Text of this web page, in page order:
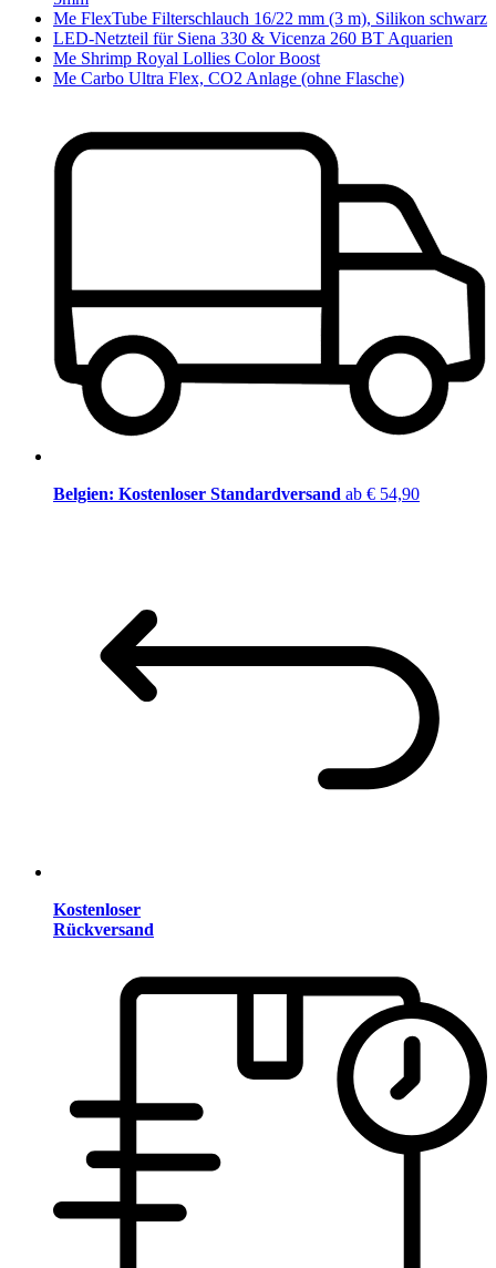
Me FlexTube Filterschlauch 16/22 mm (3 m), Silikon schwarz
LED-Netzteil für Siena 330 & Vicenza 260 BT Aquarien
Me Shrimp Royal Lollies Color Boost
Me Carbo Ultra Flex, CO2 Anlage (ohne Flasche)
Belgien: Kostenloser Standardversand ab € 54,90
Kostenloser
Rückversand